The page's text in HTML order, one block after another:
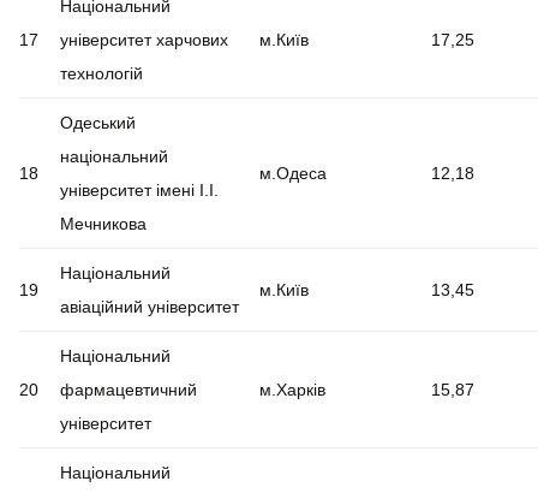
17
Національний
університет харчових
технологій
м.Київ 17,25
18
Одеський
національний
університет імені І.І.
Мечникова
м.Одеса 12,18
19
Національний
авіаційний університет
м.Київ 13,45
20
Національний
фармацевтичний
університет
м.Харків 15,87
Національний